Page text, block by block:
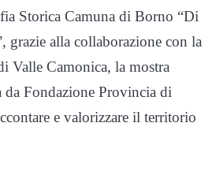
Storica Camuna di Borno “Di
grazie alla collaborazione con la
Valle Camonica, la mostra
da Fondazione Provincia di
e valorizzare il territorio